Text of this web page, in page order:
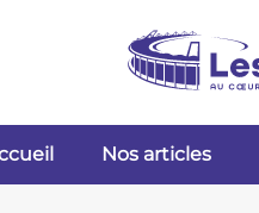
Nos articles